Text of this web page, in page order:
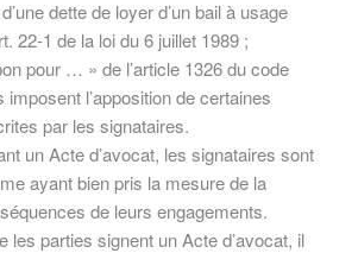
dette de loyer d’un bail à usage
22-1 de la loi du 6 juillet 1989 ;
pour … » de l’article 1326 du code
l’apposition de certaines
par les signataires.
un Acte d’avocat, les signataires sont
ayant bien pris la mesure de la
de leurs engagements.
les parties signent un Acte d’avocat, il